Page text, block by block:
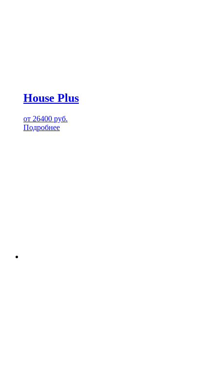
House Plus
от 26400 руб.
Подробнее